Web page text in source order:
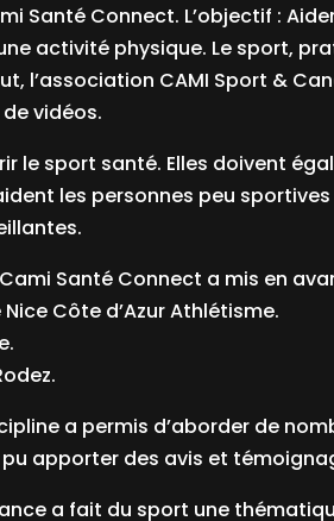
Santé Connect. L’objectif :
activité physique. Le sport,
l’association CAMI Sport &
vidéos.
le sport santé. Elles doivent
les personnes peu
Santé Connect a mis en
Côte d’Azur Athlétisme.
a permis d’aborder de
apporter des avis et
a fait du sport une